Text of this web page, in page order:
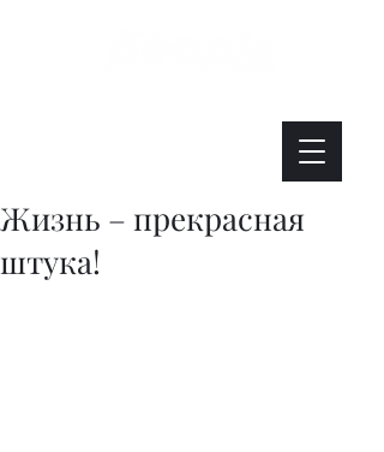
Жизнь – прекрасная
штука!